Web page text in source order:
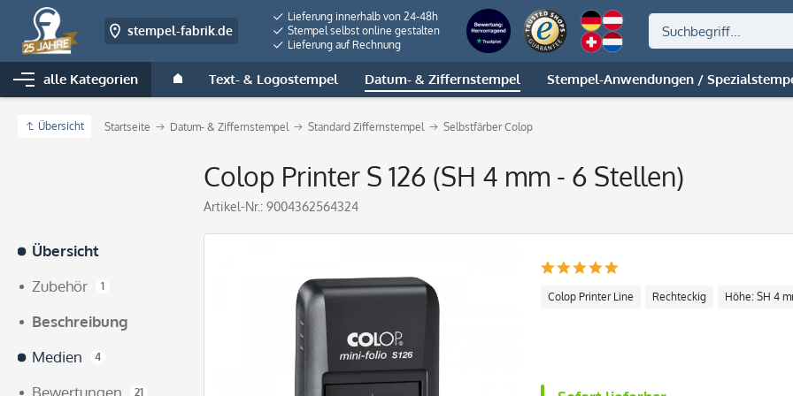
stempel-fabrik.de
Lieferung innerhalb von 24-48h
Stempel selbst online gestalten
Lieferung auf Rechnung
alle Kategorien Text- & Logostempel Datum- & Ziffernstempel Stempel-Anwendungen /
Übersicht Startseite Datum- & Ziffernstempel Standard Ziffernstempel Selbstfärber Colop
Colop Printer S 126 (SH 4 mm - 6 Stellen)
Artikel-Nr.: 9004362564324
Übersicht
Zubehör
1
Beschreibung
Medien
4
Bewertungen 21
Colop Printer Line Rechteckig Höhe: SH 4